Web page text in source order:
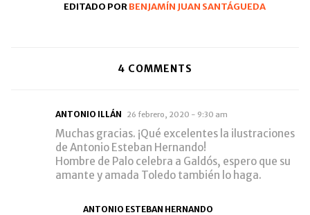
EDITADO PORBENJAMÍN JUAN SANTÁGUEDA
4 COMMENTS
ANTONIO ILLÁN 26 febrero, 2020 - 9:30 am
Muchas gracias. ¡Qué excelentes la ilustraciones
de Antonio Esteban Hernando!
Hombre de Palo celebra a Galdós, espero que su
amante y amada Toledo también lo haga.
ANTONIO ESTEBAN HERNANDO